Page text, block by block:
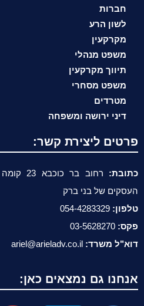
חברות
לשון הרע
מקרקעין
משפט מנהלי
תיווך מקרקעין
משפט מסחרי
מטרדים
דיני ירושה ומשפחה
פרטים ליצירת קשר:
כתובת:
העסקים של בני ברק
טלפון: 054-4283329
פקס: 03-5628270
דוא"ל משרד: ariel@arieladv.co.il
אנחנו גם נמצאים כאן: